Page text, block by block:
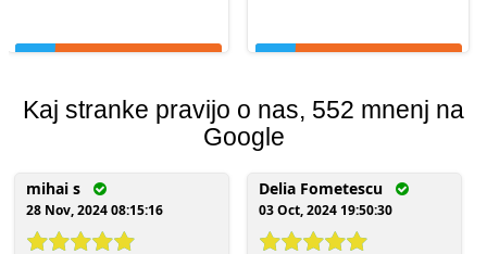
Kaj stranke pravijo o nas, 552 mnenj na
Google
mihai s
28 Nov, 2024 08:15:16
Delia Fometescu
03 Oct, 2024 19:50:30